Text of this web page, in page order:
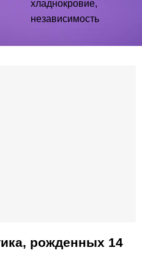
хладнокровие,
независимость
рожденных 14